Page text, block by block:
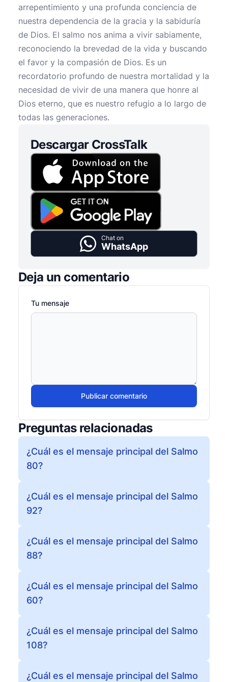
arrepentimiento y una profunda conciencia de
nuestra dependencia de la gracia y la sabiduría
de Dios. El salmo nos anima a vivir sabiamente,
reconociendo la brevedad de la vida y buscando
el favor y la compasión de Dios. Es un
recordatorio profundo de nuestra mortalidad y la
necesidad de vivir de una manera que honre al
Dios eterno, que es nuestro refugio a lo largo de
todas las generaciones.
Descargar CrossTalk
Chat on
WhatsApp
Deja un comentario
Tu mensaje
Publicar comentario
Preguntas relacionadas
¿Cuál es el mensaje principal del Salmo
80?
¿Cuál es el mensaje principal del Salmo
92?
¿Cuál es el mensaje principal del Salmo
88?
¿Cuál es el mensaje principal del Salmo
60?
¿Cuál es el mensaje principal del Salmo
108?
¿Cuál es el mensaje principal del Salmo